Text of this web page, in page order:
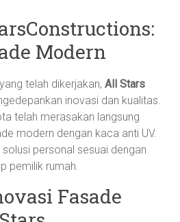
Modern
telah dikerjakan,All Stars
inovasi dan kualitas.
telah merasakan langsung
modern dengan kaca anti UV.
personal sesuai dengan
pemilik rumah.
Fasade